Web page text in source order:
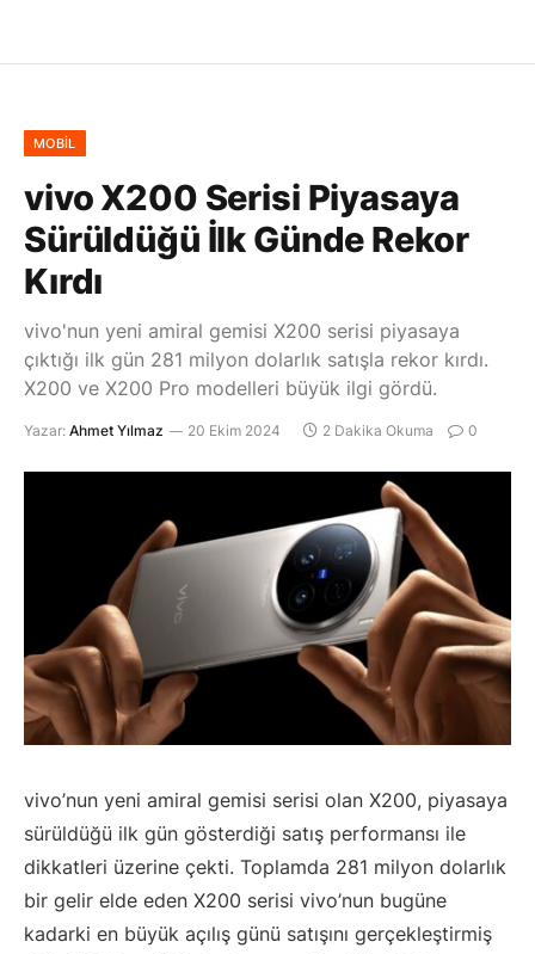
MOBIL
vivo X200 Serisi Piyasaya
Sürüldüğü İlk Günde Rekor
Kırdı
vivo'nun yeni amiral gemisi X200 serisi piyasaya
çıktığı ilk gün 281 milyon dolarlık satışla rekor kırdı.
X200 ve X200 Pro modelleri büyük ilgi gördü.
Yazar: Ahmet Yılmaz 20 Ekim 2024 2 Dakika Okuma 0
vivo’nun yeni amiral gemisi serisi olan X200, piyasaya
sürüldüğü ilk gün gösterdiği satış performansı ile
dikkatleri üzerine çekti. Toplamda 281 milyon dolarlık
bir gelir elde eden X200 serisi vivo’nun bugüne
kadarki en büyük açılış günü satışını gerçekleştirmiş